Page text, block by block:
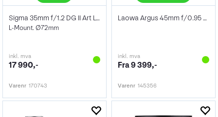
Sigma 35mm f/1.2 DG II Art L-Mount
L-Mount. Ø72mm
inkl. mva
17 990,-
Varenr 170743
Laowa Argus 45mm f/0.95 FF
inkl. mva
Fra 9 399,-
Varenr 145356